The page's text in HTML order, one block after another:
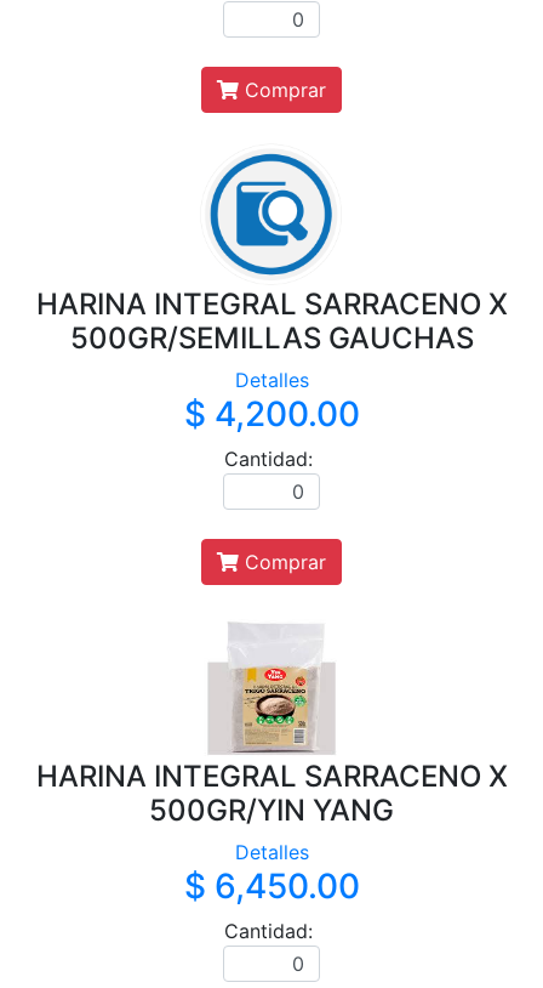
Comprar
HARINA INTEGRAL SARRACENO X
500GR/SEMILLAS GAUCHAS
Detalles
$ 4,200.00
Cantidad:
Comprar
HARINA INTEGRAL SARRACENO X
500GR/YIN YANG
Detalles
$ 6,450.00
Cantidad: